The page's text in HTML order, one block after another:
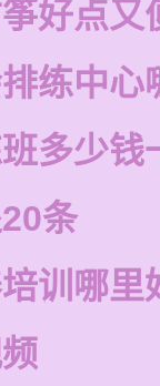
好点又
练中心
多少钱
条
训哪里